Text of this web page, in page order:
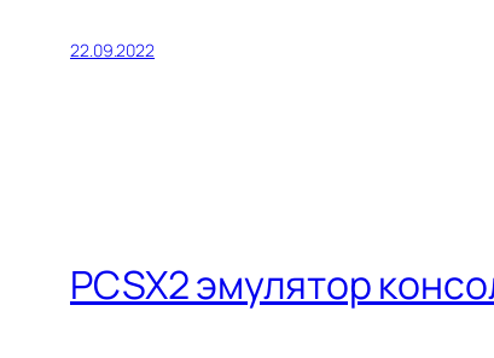
22.09.2022
PCSX2 эмулятор